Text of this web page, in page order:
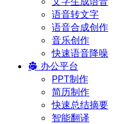
语音转文字
语音合成创作
音乐创作
快速语音降噪
办公平台
PPT制作
简历制作
快速总结摘要
智能翻译